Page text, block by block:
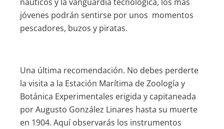
jóvenes podrán sentirse por unos momentos
pescadores, buzos y piratas.
Una última recomendación. No debes perderte
la visita a la Estación Marítima de Zoología y
Botánica Experimentales erigida y capitaneada
por Augusto González Linares hasta su muerte
en 1904. Aquí observarás los instrumentos